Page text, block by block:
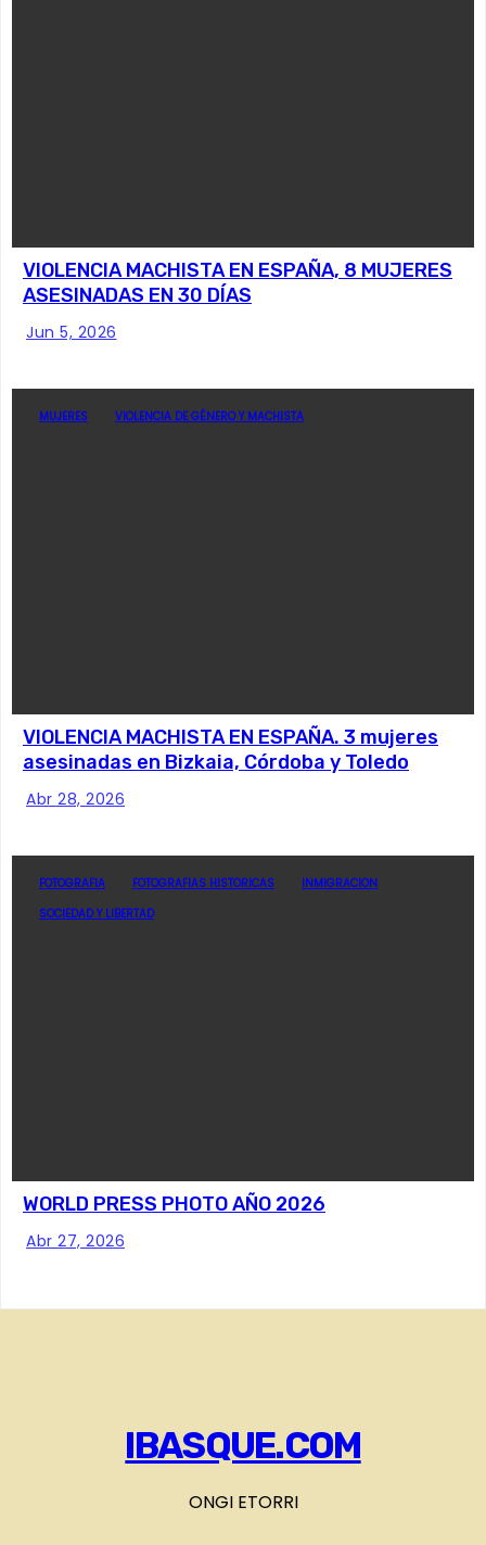
VIOLENCIA MACHISTA EN ESPAÑA, 8 MUJERES
ASESINADAS EN 30 DÍAS
Jun 5, 2026
MUJERES VIOLENCIA DE GÉNERO Y MACHISTA
VIOLENCIA MACHISTA EN ESPAÑA. 3 mujeres
asesinadas en Bizkaia, Córdoba y Toledo
Abr 28, 2026
FOTOGRAFIA FOTOGRAFIAS HISTORICAS
INMIGRACION
SOCIEDAD Y LIBERTAD
WORLD PRESS PHOTO AÑO 2026
Abr 27, 2026
IBASQUE.COM
ONGI ETORRI